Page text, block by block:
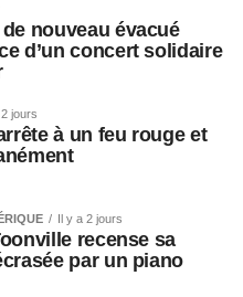
nouveau évacué
d’un concert solidaire
jours
à un feu rouge et
Il y a 2 jours
recense sa
par un piano